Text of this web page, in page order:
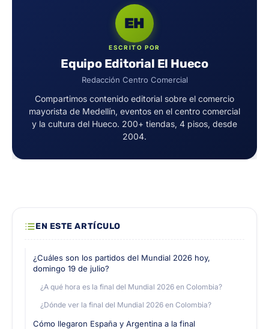
EH
ESCRITO POR
Equipo Editorial El Hueco
Redacción Centro Comercial
Compartimos contenido editorial sobre el comercio
mayorista de Medellín, eventos en el centro comercial
y la cultura del Hueco. 200+ tiendas, 4 pisos, desde
2004.
EN ESTE ARTÍCULO
¿Cuáles son los partidos del Mundial 2026 hoy,
domingo 19 de julio?
¿A qué hora es la final del Mundial 2026 en Colombia?
¿Dónde ver la final del Mundial 2026 en Colombia?
Cómo llegaron España y Argentina a la final